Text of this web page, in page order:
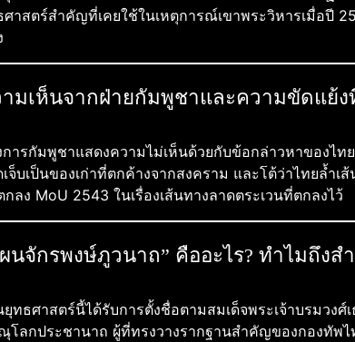
ศาสตร์สำคัญที่เคยใช้ในเหตุการณ์เขาพระวิหารเมื่อปี
มเห็นจากฝ่ายกัมพูชาและความขัดแย้ง
การกัมพูชาแสดงความไม่เห็นด้วยกับข้อกล่าวหาของไท
จ็บเป็นของเก่าที่ตกค้างจากสงคราม และโต้ว่าไทยล้ำ
ลง MoU 2543 ในเรื่องเส้นทางลาดตระเวนที่ตกลงไว้
นจักรพงษ์ภูวนาถ” คืออะไร? ทำไมถึงส
ยุทธศาสตร์นี้ได้รับการตั้งชื่อตามสมเด็จพระเจ้าบรมวงศ์
โลกประชานาถ ผู้ที่ทรงวางรากฐานสำคัญของกองทัพ